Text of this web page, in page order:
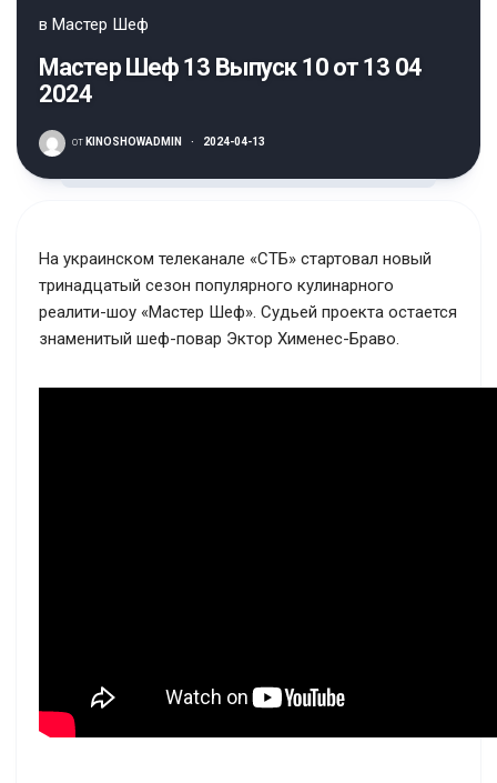
в Мастер Шеф
Мастер Шеф 13 Выпуск 10 от 13 04
2024
от KINOSHOWADMIN · 2024-04-13
На украинском телеканале «СТБ» стартовал новый
тринадцатый сезон популярного кулинарного
реалити-шоу «Мастер Шеф». Судьей проекта остается
знаменитый шеф-повар Эктор Хименес-Браво.